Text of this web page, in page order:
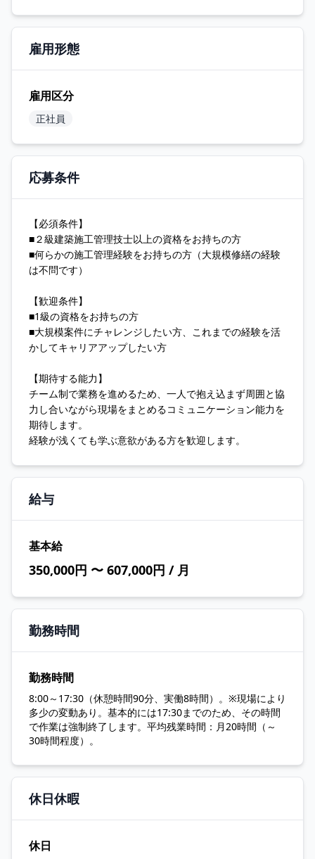
雇用形態
雇用区分
正社員
応募条件
【必須条件】
■２級建築施工管理技士以上の資格をお持ちの方
■何らかの施工管理経験をお持ちの方（大規模修繕の経験
は不問です）
【歓迎条件】
■1級の資格をお持ちの方
■大規模案件にチャレンジしたい方、これまでの経験を活
かしてキャリアアップしたい方
【期待する能力】
チーム制で業務を進めるため、一人で抱え込まず周囲と協
力し合いながら現場をまとめるコミュニケーション能力を
期待します。
経験が浅くても学ぶ意欲がある方を歓迎します。
給与
基本給
350,000円 〜 607,000円 / 月
勤務時間
勤務時間
8:00～17:30（休憩時間90分、実働8時間）。※現場により
多少の変動あり。基本的には17:30までのため、その時間
で作業は強制終了します。平均残業時間：月20時間（～
30時間程度）。
休日休暇
休日